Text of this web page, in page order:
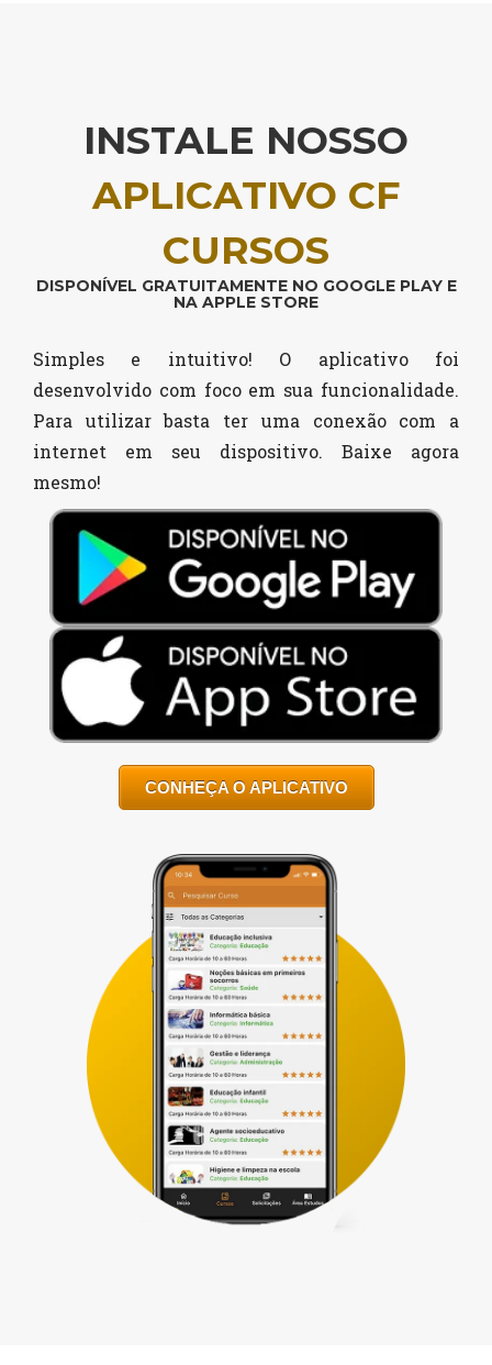
INSTALE NOSSO
APLICATIVO CF
CURSOS
DISPONÍVEL GRATUITAMENTE NO GOOGLE PLAY E
NA APPLE STORE
Simples e intuitivo! O aplicativo foi
desenvolvido com foco em sua funcionalidade.
Para utilizar basta ter uma conexão com a
internet em seu dispositivo. Baixe agora
mesmo!
CONHEÇA O APLICATIVO